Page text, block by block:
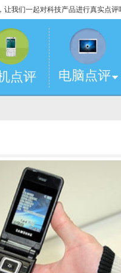
我们一起对科技产品进行真实点评
点评 电脑点评